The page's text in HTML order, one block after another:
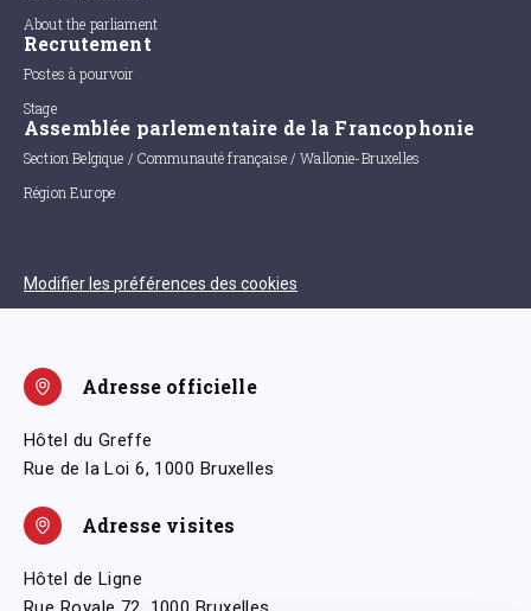
About the parliament
Recrutement
Postes à pourvoir
Stage
Assemblée parlementaire de la Francophonie
Section Belgique / Communauté française / Wallonie-Bruxelles
Région Europe
Modifier les préférences des cookies
Adresse officielle
Hôtel du Greffe
Rue de la Loi 6, 1000 Bruxelles
Adresse visites
Hôtel de Ligne